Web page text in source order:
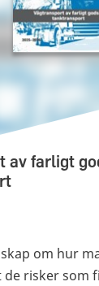
av farligt
om hur
risker som